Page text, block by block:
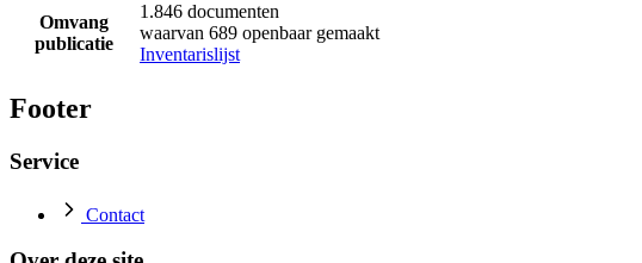
Omvang
publicatie
1.846 documenten
waarvan 689 openbaar gemaakt
Inventarislijst
Footer
Service
Contact